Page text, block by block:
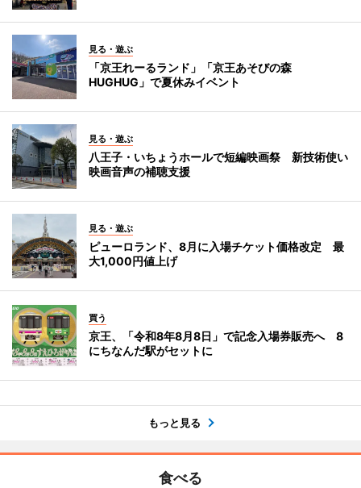
見る・遊ぶ
「京王れーるランド」「京王あそびの森
HUGHUG」で夏休みイベント
見る・遊ぶ
八王子・いちょうホールで短編映画祭 新技術使い
映画音声の補聴支援
見る・遊ぶ
ピューロランド、8月に入場チケット価格改定 最
大1,000円値上げ
買う
京王、「令和8年8月8日」で記念入場券販売へ 8
にちなんだ駅がセットに
もっと見る
食べる